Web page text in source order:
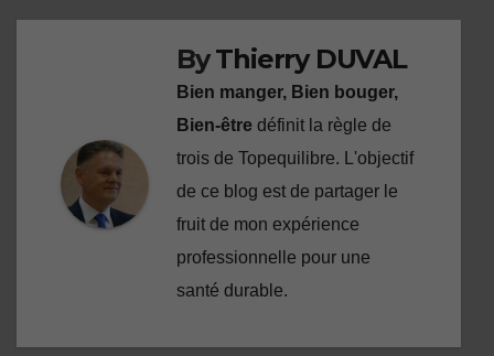
ByThierry DUVAL
Bien manger, Bien bouger,
Bien-être définit la règle de
trois de Topequilibre. L'objectif
de ce blog est de partager le
fruit de mon expérience
professionnelle pour une
santé durable.